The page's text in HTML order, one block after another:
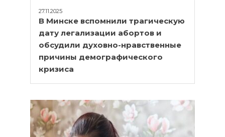
27.11.2025
В Минске вспомнили трагическую
дату легализации абортов и
обсудили духовно-нравственные
причины демографического
кризиса